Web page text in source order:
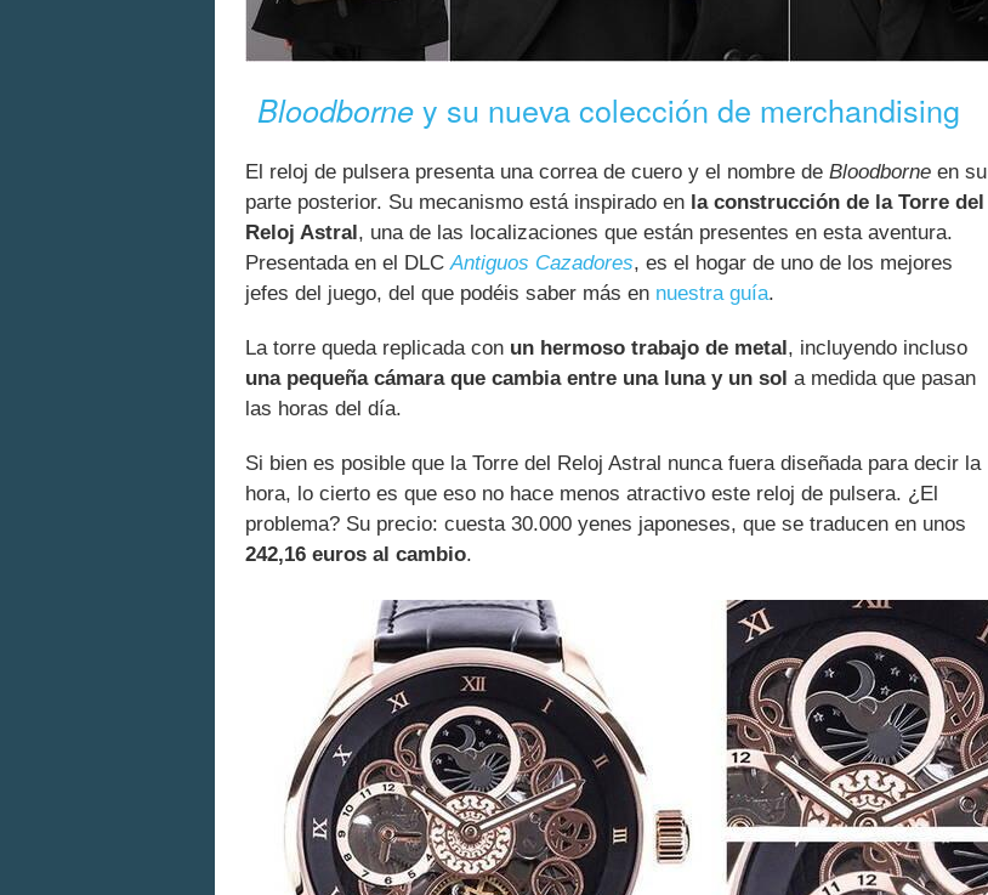
Bloodborne y su nueva colección de merchandising
El reloj de pulsera presenta una correa de cuero y el nombre de Bloodborne en su
parte posterior. Su mecanismo está inspirado en la construcción de la Torre del
Reloj Astral, una de las localizaciones que están presentes en esta aventura.
Presentada en el DLC Antiguos Cazadores, es el hogar de uno de los mejores
jefes del juego, del que podéis saber más en nuestra guía.
La torre queda replicada con un hermoso trabajo de metal, incluyendo incluso
una pequeña cámara que cambia entre una luna y un sol a medida que pasan
las horas del día.
Si bien es posible que la Torre del Reloj Astral nunca fuera diseñada para decir la
hora, lo cierto es que eso no hace menos atractivo este reloj de pulsera. ¿El
problema? Su precio: cuesta 30.000 yenes japoneses, que se traducen en unos
242,16 euros al cambio.